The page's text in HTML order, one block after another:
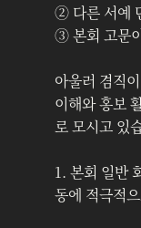
② 다른 서예
③ 본회 고문
아울러 겸직
이해와 홍보
로 모시고 있
1. 본회 일반
동에 적극적